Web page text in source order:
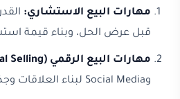
مهارات البيع الاستشاري:
قبل عرض الحل، وبناء قيمة
مهارات البيع الرقمي (Social Selling):
وSocial Media لبناء العلاقات وجذب العملاء المحتملين